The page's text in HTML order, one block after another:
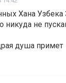
Хана
никуда не
душа примет